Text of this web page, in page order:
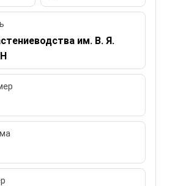
им. В. Я.